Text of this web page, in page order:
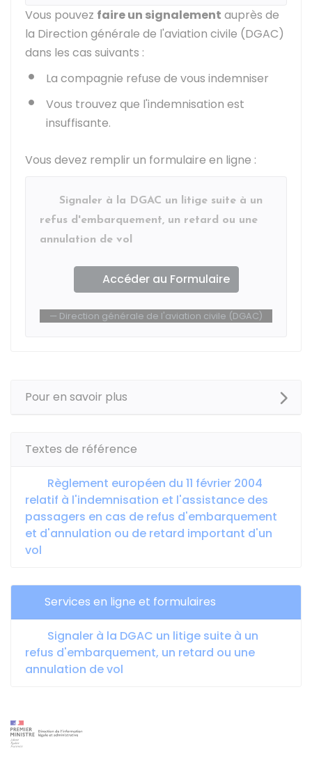
Vous pouvez faire un signalement auprès de
la Direction générale de l'aviation civile (DGAC)
dans les cas suivants :
La compagnie refuse de vous indemniser
Vous trouvez que l'indemnisation est
insuffisante.
Vous devez remplir un formulaire en ligne :
Signaler à la DGAC un litige suite à un
refus d'embarquement, un retard ou une
annulation de vol
Accéder au Formulaire
Direction générale de l'aviation civile (DGAC)
Pour en savoir plus
Textes de référence
Règlement européen du 11 février 2004
relatif à l'indemnisation et l'assistance des
passagers en cas de refus d'embarquement
et d'annulation ou de retard important d'un
vol
Services en ligne et formulaires
Signaler à la DGAC un litige suite à un
refus d'embarquement, un retard ou une
annulation de vol